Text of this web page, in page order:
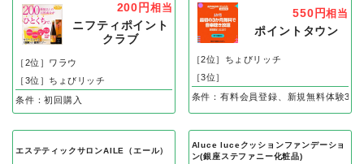
200円 相当
ニフティポイント
クラブ
［2位］ワラウ
［3位］ちょびリッチ
条件：初回購入
550円相当
ポイントタウン
［2位］ちょびリッチ
［3位］
条件：有料会員登録、新規無料体験3カ
エステティックサロンAILE（エール）
Aluce luceクッションファンデーショ
ン(銀座ステファニー化粧品)